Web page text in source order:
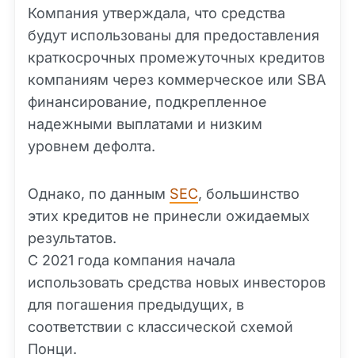
Компания утверждала, что средства
будут использованы для предоставления
краткосрочных промежуточных кредитов
компаниям через коммерческое или SBA
финансирование, подкрепленное
надежными выплатами и низким
уровнем дефолта.
Однако, по данным SEC, большинство
этих кредитов не принесли ожидаемых
результатов.
С 2021 года компания начала
использовать средства новых инвесторов
для погашения предыдущих, в
соответствии с классической схемой
Понци.